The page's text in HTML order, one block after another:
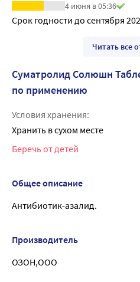
4 июня в 05:36
Срок годности до сентября
Читать все
Суматролид Солюшн
по применению
Условия хранения:
Хранить в сухом месте
Беречь от детей
Общее описание
Антибиотик-азалид.
Производитель
ОЗОН,ООО